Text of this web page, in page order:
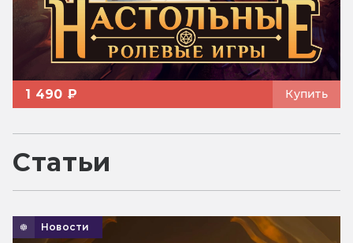
1 490 ₽ Купить
Статьи
Новости